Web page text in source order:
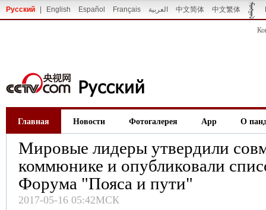
Русский English Español Français العربية 中文简体 中文繁体
Главная Новости Фотогалерея App О
Мировые лидеры утвердили
коммюнике и опубликовали
Форума "Пояса и пути"
2017-05-16 05:42МСК